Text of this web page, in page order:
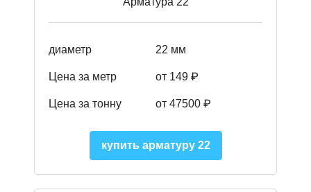
диаметр 22 мм
Цена за метр от 149 ₽
Цена за тонну от 47500 ₽
купить арматуру 22